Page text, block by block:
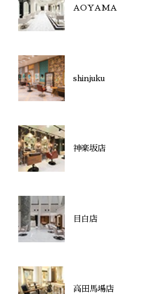
AOYAMA
shinjuku
神楽坂店
目白店
高田馬場店